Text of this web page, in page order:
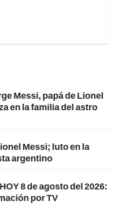
Messi, papá de Lionel
en la familia del astro
Messi; luto en la
argentino
8 de agosto del 2026:
por TV